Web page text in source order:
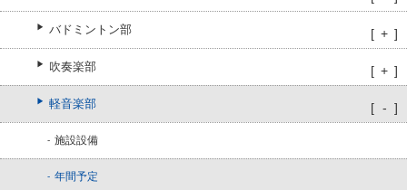
バドミントン部
吹奏楽部
軽音楽部
施設設備
年間予定